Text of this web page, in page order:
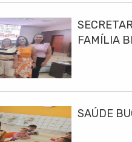
FAMÍLIA
SAÚDE